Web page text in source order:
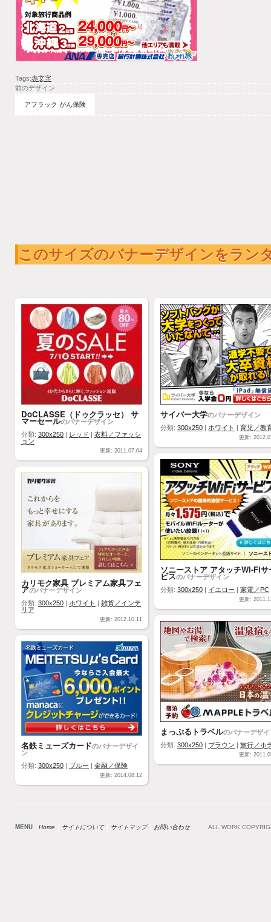
Tags:赤文字
前のデザイン
アフラック がん保険
このサイズのバナーデザインをラン
DoCLASSE（ドゥクラッセ） サ
マーセールのバナーデザイン
分類: 300x250 レッド
衣料／ファッシ
ョン
更新: 2011.07.04
サイバー大学のバナーデザイン
分類: 300x250 ホワイト 育児／教
更新:
ソニーストア アタッチWi-Fiサ
ビスのバナーデザイン
分類: 300x250 イエロー 家電／PC
更新:
カリモク家具 プレミアム家具フェ
アのバナーデザイン
分類: 300x250 ホワイト
雑貨／インテ
リア
更新: 2012.10.11
まっぷるトラベルのバナーデザ
分類: 300x250 ブラウン 旅行／ホ
更新:
名鉄ミューズカードのバナーデザイ
ン
分類: 300x250 ブルー 金融／保険
更新: 2014.08.12
MENU Home サイトについて サイトマップ お問い合わせ ALL WORK